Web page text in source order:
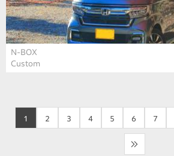
N-BOX
Custom
1 2 3 4 5 6 7
>>